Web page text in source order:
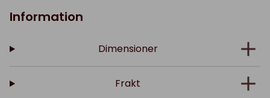
Information
Dimensioner
Frakt